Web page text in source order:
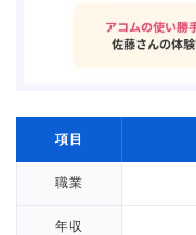
項目
職業
年収